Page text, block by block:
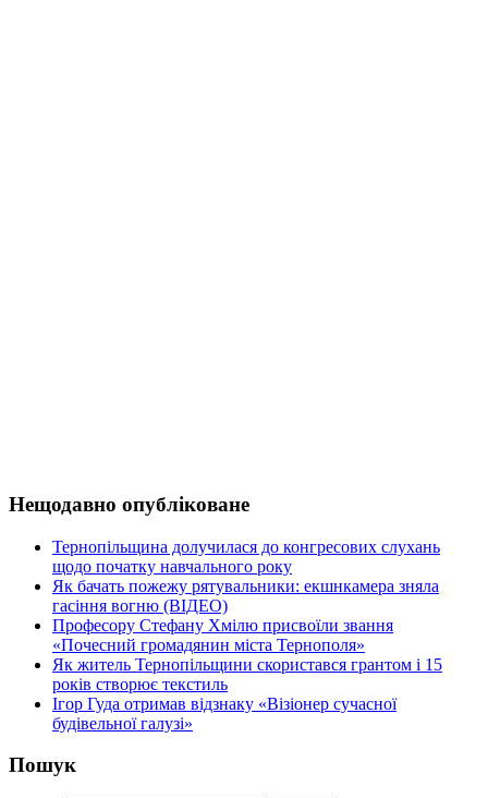
Нещодавно опубліковане
Тернопільщина долучилася до конгресових слухань
щодо початку навчального року
Як бачать пожежу рятувальники: екшнкамера зняла
гасіння вогню (ВІДЕО)
Професору Стефану Хмілю присвоїли звання
«Почесний громадянин міста Тернополя»
Як житель Тернопільщини скористався грантом і 15
років створює текстиль
Ігор Гуда отримав відзнаку «Візіонер сучасної
будівельної галузі»
Пошук